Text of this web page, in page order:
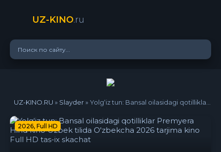
UZ-KINO.ru
UZ-KINO.RU » Slayder» Yolg‘iz tun: Bansal oilasidagi qotilliklar Premyera Hind kino Uzbek tilida O'zbekcha 2026 tarjima kino Full HD tas-ix skachat
2026, Full HD